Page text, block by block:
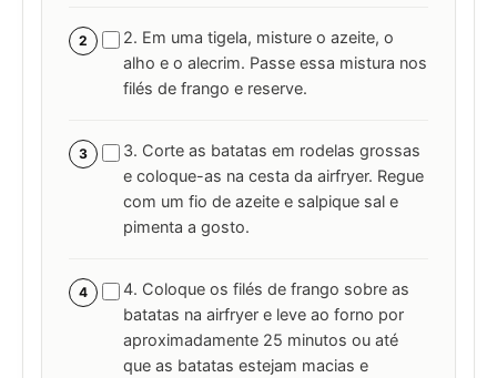
2
2. Em uma tigela, misture o azeite, o
alho e o alecrim. Passe essa mistura nos
filés de frango e reserve.
3
3. Corte as batatas em rodelas grossas
e coloque-as na cesta da airfryer. Regue
com um fio de azeite e salpique sal e
pimenta a gosto.
4
4. Coloque os filés de frango sobre as
batatas na airfryer e leve ao forno por
aproximadamente 25 minutos ou até
que as batatas estejam macias e